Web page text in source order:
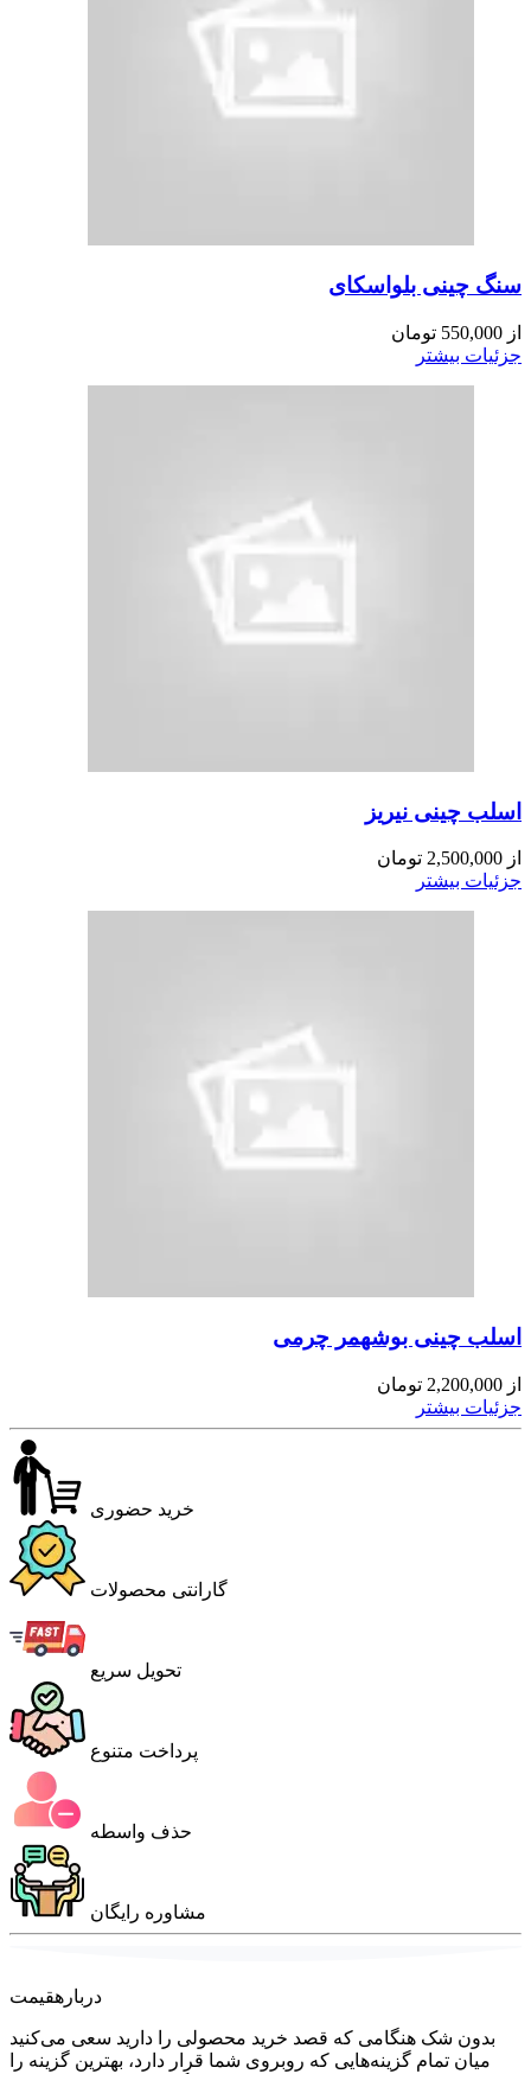
سنگ چینی بلو‌اسکای
از 550,000 تومان
جزئیات بیشتر
اسلب چینی نیریز
از 2,500,000 تومان
جزئیات بیشتر
اسلب چینی بوشهمر چرمی
از 2,200,000 تومان
جزئیات بیشتر
خرید حضوری
گارانتی محصولات
تحویل سریع
پرداخت متنوع
حذف واسطه
مشاوره رایگان
دربارهقیمت
بدون شک هنگامی که قصد خرید محصولی را دارید سعی می‌کنید
میان تمام گزینه‌هایی که روبروی شما قرار دارد، بهترین گزینه را